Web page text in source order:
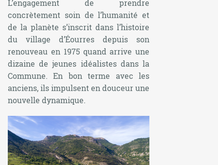
L’engagement de prendre
concrètement soin de l’humanité et
de la planète s’inscrit dans l’histoire
du village d’Éourres depuis son
renouveau en 1975 quand arrive une
dizaine de jeunes idéalistes dans la
Commune. En bon terme avec les
anciens, ils impulsent en douceur une
nouvelle dynamique.